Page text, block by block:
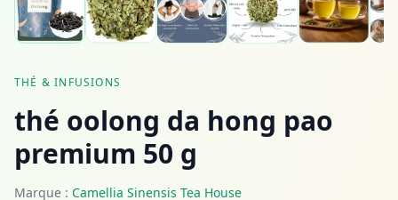
THÉ & INFUSIONS
thé oolong da hong pao
premium 50 g
Marque : Camellia Sinensis Tea House